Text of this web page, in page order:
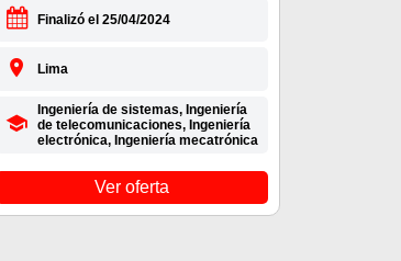
Finalizó el 25/04/2024
Lima
Ingeniería de sistemas, Ingeniería
de telecomunicaciones, Ingeniería
electrónica, Ingeniería mecatrónica
Ver oferta